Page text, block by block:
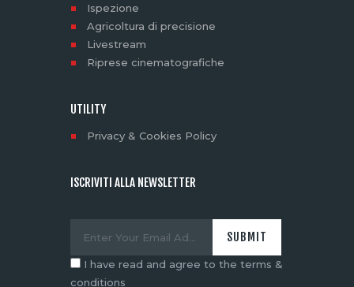
Ispezione
Agricoltura di precisione
Livestream
Riprese cinematografiche
UTILITY
Privacy & Cookies Policy
ISCRIVITI ALLA NEWSLETTER
I have read and agree to the terms &
conditions